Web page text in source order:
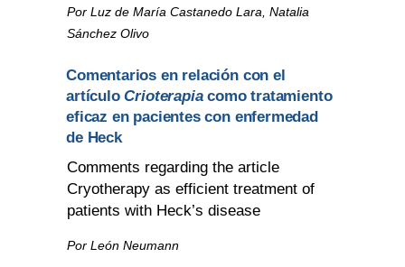
Por Luz de María Castanedo Lara, Natalia
Sánchez Olivo
Comentarios en relación con el
artículoCrioterapiacomo tratamiento
eficaz en pacientes con enfermedad
de Heck
Comments regarding the article
Cryotherapy as efficient treatment of
patients with Heck’s disease
Por León Neumann